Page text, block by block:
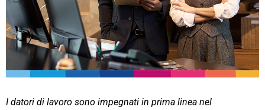
Trust Services
TeamSystem Corporate
I datori di lavoro sono impegnati in prima linea nel